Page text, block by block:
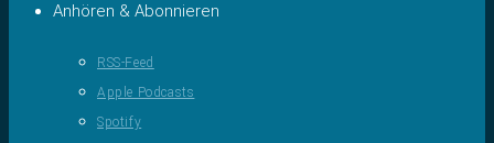
Anhören & Abonnieren
RSS-Feed
Apple Podcasts
Spotify